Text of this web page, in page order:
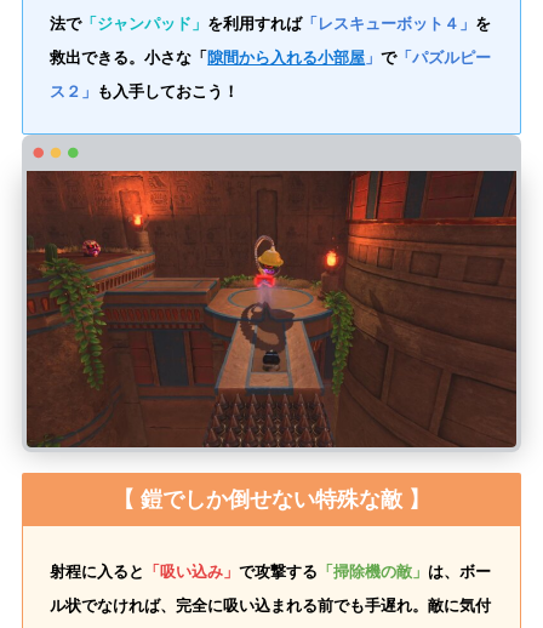
法で「ジャンパッド」 を利用すれば「レスキューボット４」 を
救出できる。小さな「 隙間から入れる小部屋 」で「パズルピー
ス２」 も入手しておこう！
【 鎧でしか倒せない特殊な敵 】
射程に入ると 「吸い込み」で攻撃する 「掃除機の敵」 は、ボー
ル状でなければ、完全に吸い込まれる前でも手遅れ。敵に気付